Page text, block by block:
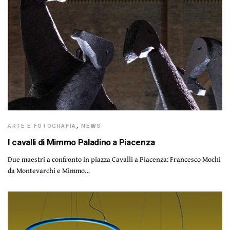
ARTE E FOTOGRAFIA,NEWS
I cavalli di Mimmo Paladino a Piacenza
Due maestri a confronto in piazza Cavalli a Piacenza: Francesco Mochi
da Montevarchi e Mimmo…